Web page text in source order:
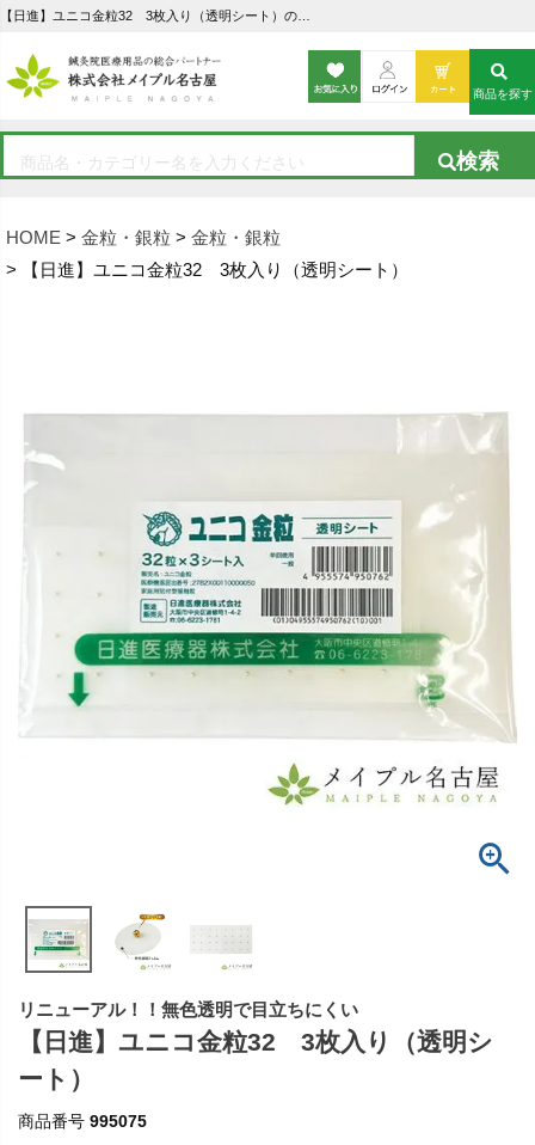
HOME 金粒・銀粒
金粒・銀粒
【日進】ユニコ金粒32 3枚入り（透明シート）
商品を探す
リニューアル！！無色透明で目立ちにくい
【日進】ユニコ金粒32 3枚入り（透明シ
ート）
商品番号 995075